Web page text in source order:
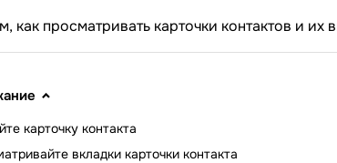
как просматривать карточки контактов и их
карточку контакта
вкладки карточки контакта